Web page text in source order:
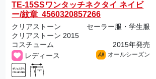
TE-15SSワンタッチネクタイ ネイビ
ー/紋章 4560320857266
クリアストーン
セーラー服・学生服
クリアストーン 2015
コスチューム
2015年発売
レディース
All オールシーズン